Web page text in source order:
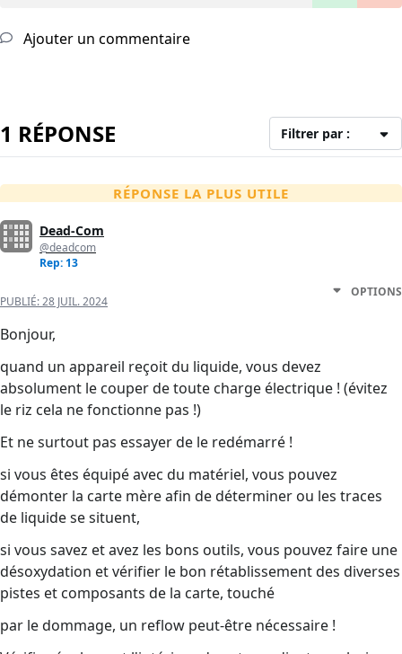
Ajouter un commentaire
1 RÉPONSE Filtrer par :
RÉPONSE LA PLUS UTILE
Dead-Com
@deadcom
Rep: 13
PUBLIÉ:28 JUIL. 2024
OPTIONS
Bonjour,
quand un appareil reçoit du liquide, vous devez
absolument le couper de toute charge électrique ! (évitez
le riz cela ne fonctionne pas !)
Et ne surtout pas essayer de le redémarré !
si vous êtes équipé avec du matériel, vous pouvez
démonter la carte mère afin de déterminer ou les traces
de liquide se situent,
si vous savez et avez les bons outils, vous pouvez faire une
désoxydation et vérifier le bon rétablissement des diverses
pistes et composants de la carte, touché
par le dommage, un reflow peut-être nécessaire !